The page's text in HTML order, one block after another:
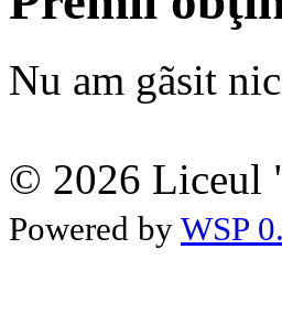
Nu am gãsit
© 2026 Liceul
Powered by WSP